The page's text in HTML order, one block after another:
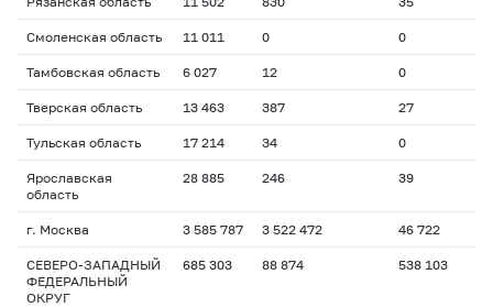
Смоленская область 11 011 0 0
Тамбовская область 6 027 12 0
Тверская область 13 463 387 27
Тульская область 17 214 34 0
Ярославская
область
28 885 246 39
г. Москва 3 585 787 3 522 472 46 722
СЕВЕРО-ЗАПАДНЫЙ
ФЕДЕРАЛЬНЫЙ
ОКРУГ
685 303 88 874 538 103